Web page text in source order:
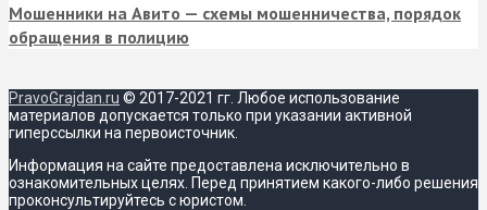
Мошенники на Авито — схемы мошенничества, порядок
обращения в полицию
PravoGrajdan.ru © 2017-2021 гг. Любое использование
материалов допускается только при указании активной
гиперссылки на первоисточник.
Информация на сайте предоставлена исключительно в
ознакомительных целях. Перед принятием какого-либо решения
проконсультируйтесь с юристом.